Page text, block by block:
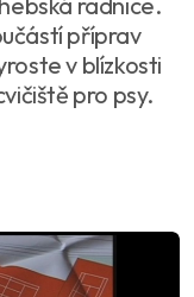
příprav
v blízkosti
pro psy.